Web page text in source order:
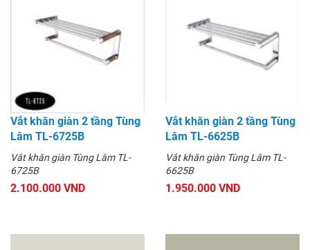
Vắt khăn giàn 2 tầng Tùng
Lâm TL-6725B
Vắt khăn giàn Tùng Lâm TL-
6725B
2.100.000 VND
Vắt khăn giàn 2 tầng Tùng
Lâm TL-6625B
Vắt khăn giàn Tùng Lâm TL-
6625B
1.950.000 VND